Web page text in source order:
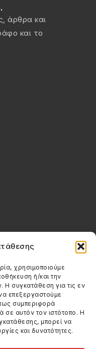
χρησιμοποιούμε
ή/και την
συγκατάθεση για τις εν
επεξεργαστούμε
συμπεριφορά
σε αυτόν τον ιστότοπο. Η
μπορεί να
και δυνατότητες.
άρθρα και
και το